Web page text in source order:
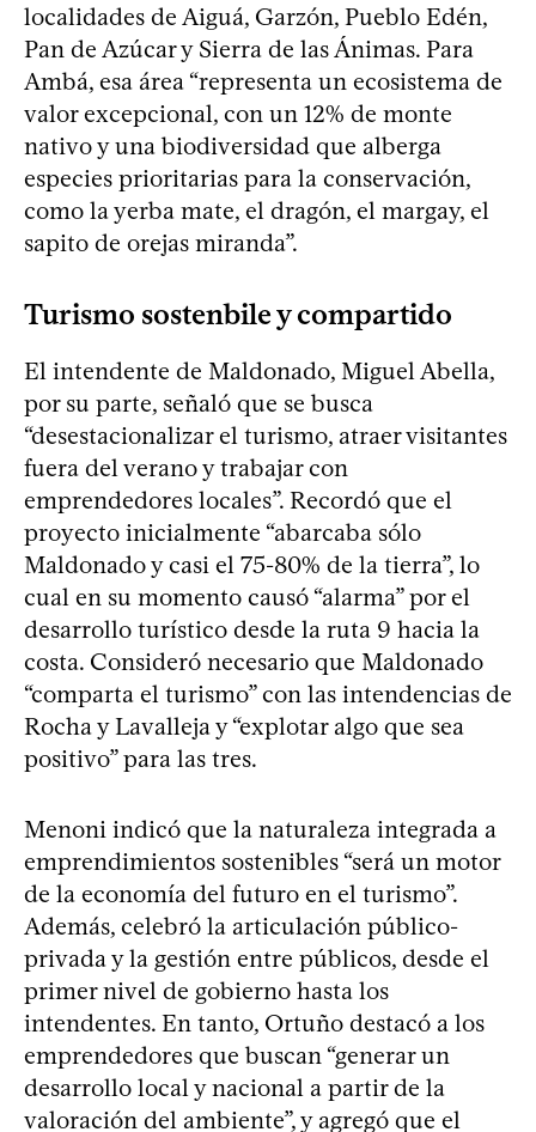
localidades de Aiguá, Garzón, Pueblo Edén,
Pan de Azúcar y Sierra de las Ánimas. Para
Ambá, esa área “representa un ecosistema de
valor excepcional, con un 12% de monte
nativo y una biodiversidad que alberga
especies prioritarias para la conservación,
como la yerba mate, el dragón, el margay, el
sapito de orejas miranda”.
Turismo sostenbile y compartido
El intendente de Maldonado, Miguel Abella,
por su parte, señaló que se busca
“desestacionalizar el turismo, atraer visitantes
fuera del verano y trabajar con
emprendedores locales”. Recordó que el
proyecto inicialmente “abarcaba sólo
Maldonado y casi el 75-80% de la tierra”, lo
cual en su momento causó “alarma” por el
desarrollo turístico desde la ruta 9 hacia la
costa. Consideró necesario que Maldonado
“comparta el turismo” con las intendencias de
Rocha y Lavalleja y “explotar algo que sea
positivo” para las tres.
Menoni indicó que la naturaleza integrada a
emprendimientos sostenibles “será un motor
de la economía del futuro en el turismo”.
Además, celebró la articulación público-
privada y la gestión entre públicos, desde el
primer nivel de gobierno hasta los
intendentes. En tanto, Ortuño destacó a los
emprendedores que buscan “generar un
desarrollo local y nacional a partir de la
valoración del ambiente”, y agregó que el